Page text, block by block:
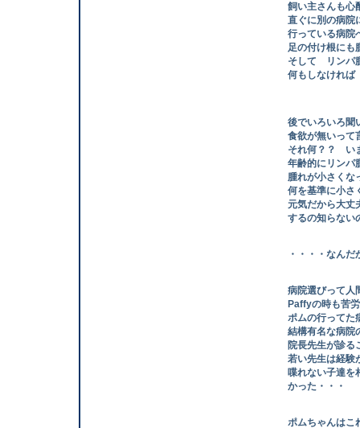
飼い主さんも心配
直ぐに別の病院
行っている病院
足の付け根にも
そして リンパ腫
何もしなければ
後でいろいろ聞い
食欲が無いって
それ何？？ いま
年齢的にリンパ
腫れが小さくな
何を基準に小さ
元気だから大丈
するの知らない
・・・・なんだか
病院選びって人
Paffyの時も苦労
ポムの行ってた
結構有名な病院
院長先生が診るこ
若い先生は経験が
喋れない子達を
かった・・・
ポムちゃんはこれ